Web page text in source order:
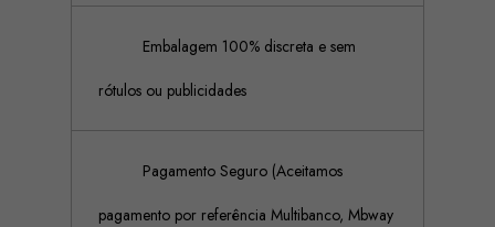
Embalagem 100% discreta e sem
rótulos ou publicidades
Pagamento Seguro (Aceitamos
pagamento por referência Multibanco, Mbway